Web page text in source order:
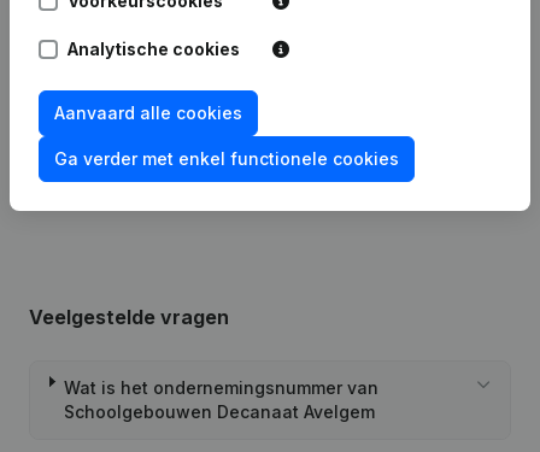
Overige Wijzigingen, …)
28-11-2022
Maatschappelijke Zetel -
Ontslagnemingen - Benoemingen
Ontslagnemingen - Benoemingen
Veelgestelde vragen
Wat is het ondernemingsnummer van
Schoolgebouwen Decanaat Avelgem
Analytische cookies
Aanvaard alle cookies
Ga verder met enkel functionele cookies